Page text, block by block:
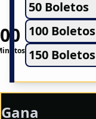
00 : 00
Segundos
50 Boletos
100 Boletos
150 Boletos
Gana